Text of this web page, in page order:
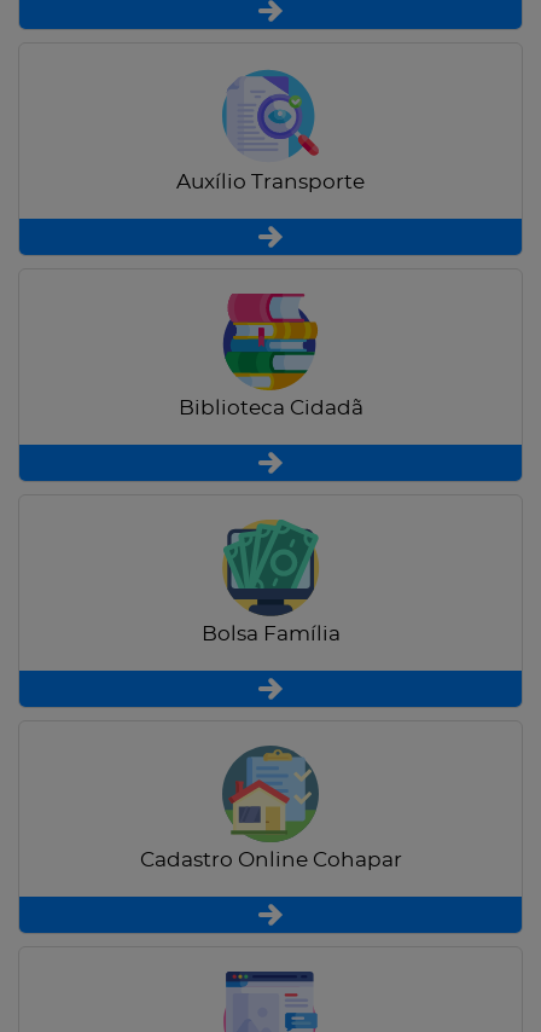
Auxílio Transporte
Biblioteca Cidadã
Bolsa Família
Cadastro Online Cohapar